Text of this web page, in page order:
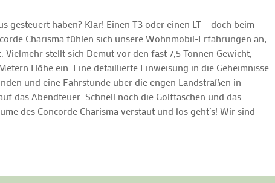
gesteuert haben? Klar! Einen T3 oder einen LT – doch beim
Charisma fühlen sich unsere Wohnmobil-Erfahrungen an,
stellt sich Demut vor den fast 7,5 Tonnen Gewicht,
Höhe ein. Eine detaillierte Einweisung in die Geheimnisse
und eine Fahrstunde über die engen Landstraßen in
das Abendteuer. Schnell noch die Golftaschen und das
des Concorde Charisma verstaut und los geht’s! Wir sind